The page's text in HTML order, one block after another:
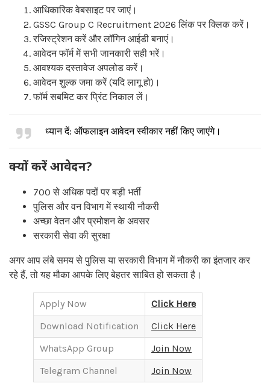
आधिकारिक वेबसाइट पर जाएं।
GSSC Group C Recruitment 2026 लिंक पर क्लिक करें।
रजिस्ट्रेशन करें और लॉगिन आईडी बनाएं।
आवेदन फॉर्म में सभी जानकारी सही भरें।
आवश्यक दस्तावेज अपलोड करें।
आवेदन शुल्क जमा करें (यदि लागू हो)।
फॉर्म सबमिट कर प्रिंट निकाल लें।
ध्यान दें: ऑफलाइन आवेदन स्वीकार नहीं किए जाएंगे।
क्यों करें आवेदन?
700 से अधिक पदों पर बड़ी भर्ती
पुलिस और वन विभाग में स्थायी नौकरी
अच्छा वेतन और प्रमोशन के अवसर
सरकारी सेवा की सुरक्षा
अगर आप लंबे समय से पुलिस या सरकारी विभाग में नौकरी का इंतजार कर
रहे हैं, तो यह मौका आपके लिए बेहतर साबित हो सकता है।
Apply Now
Click Here
Download Notification
Click Here
WhatsApp Group
Join Now
Telegram Channel
Join Now